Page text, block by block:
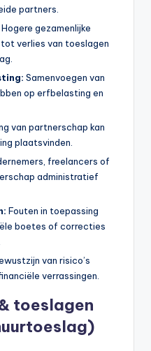
partners.
Hogere gezamenlijke
verlies van toeslagen
Samenvoegen van
op erfbelasting en
van partnerschap kan
plaatsvinden.
freelancers of
administratief
Fouten in toepassing
boetes of correcties
van risico’s
verrassingen.
toeslagen